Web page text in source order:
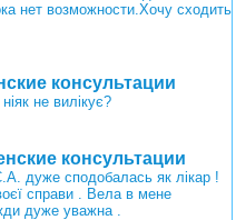
нет возможности.Хочу сходить
консультации
не вилікує?
консультации
дуже сподобалась як лікар !
справи . Вела в мене
дуже уважна .